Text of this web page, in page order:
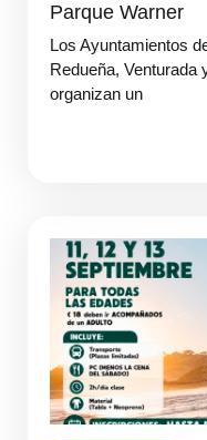
Parque Warner
Los Ayuntamientos
Redueña, Venturada
organizan un